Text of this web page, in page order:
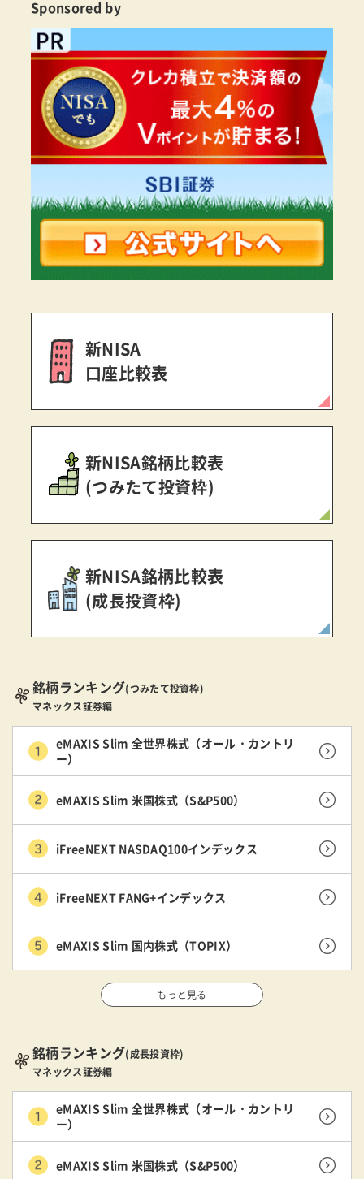
Sponsored by
新NISA
口座比較表
新NISA銘柄比較表
(つみたて投資枠)
新NISA銘柄比較表
(成長投資枠)
銘柄ランキング(つみたて投資枠)
マネックス証券編
eMAXIS Slim 全世界株式（オール・カントリ
ー）
eMAXIS Slim 米国株式（S&P500）
iFreeNEXT NASDAQ100インデックス
iFreeNEXT FANG+インデックス
eMAXIS Slim 国内株式（TOPIX）
もっと見る
銘柄ランキング(成長投資枠)
マネックス証券編
eMAXIS Slim 全世界株式（オール・カントリ
ー）
eMAXIS Slim 米国株式（S&P500）